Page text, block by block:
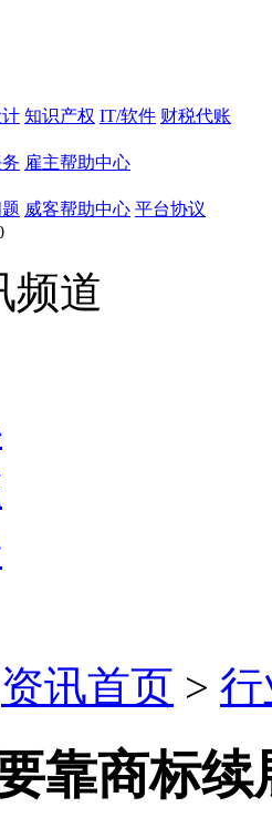
知识产权 IT/软件 财税代账
雇主帮助中心
威客帮助中心 平台协议
频道
资讯首页 >
靠商标续